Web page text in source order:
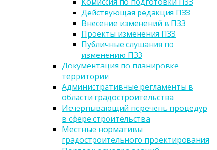
Действующая редакция ПЗЗ
Внесение изменений в ПЗЗ
Проекты изменения ПЗЗ
Публичные слушания по
изменению ПЗЗ
Документация по планировке
территории
Административные регламенты в
области градостроительства
Исчерпывающий перечень процедур
в сфере строительства
Местные нормативы
градостроительного проектирования